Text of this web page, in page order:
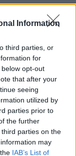
Information
third parties, or
for
opt-out
that after your
seeing
utilized by
parties prior to
the further
parties on the
may
IAB’s List of